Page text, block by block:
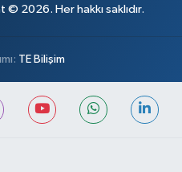
© 2026. Her hakkı saklıdır.
TE Bilişim